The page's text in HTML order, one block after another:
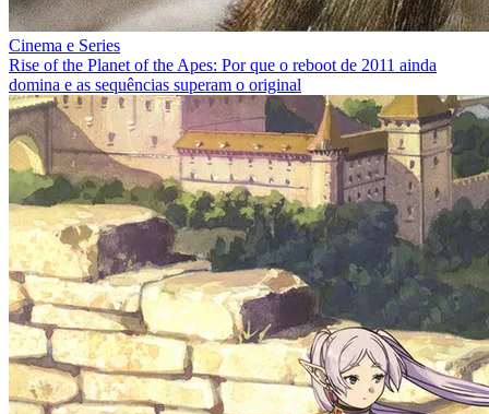
Cinema e Series
Rise of the Planet of the Apes: Por que o reboot de 2011 ainda
domina e as sequências superam o original